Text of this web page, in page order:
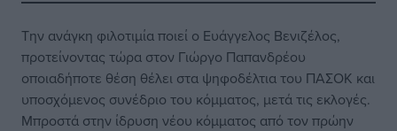
Την ανάγκη φιλοτιμία ποιεί ο Ευάγγελος Βενιζέλος,
προτείνοντας τώρα στον Γιώργο Παπανδρέου
οποιαδήποτε θέση θέλει στα ψηφοδέλτια του ΠΑΣΟΚ και
υποσχόμενος συνέδριο του κόμματος, μετά τις εκλογές.
Μπροστά στην ίδρυση νέου κόμματος από τον πρώην